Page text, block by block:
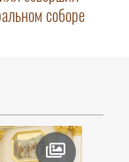
соборе